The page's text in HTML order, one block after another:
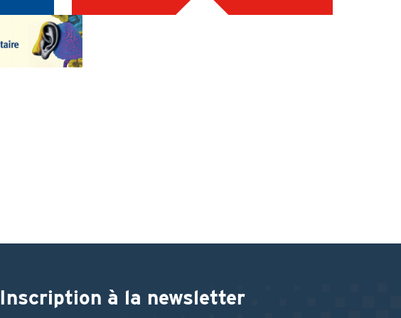
Inscription à la newsletter